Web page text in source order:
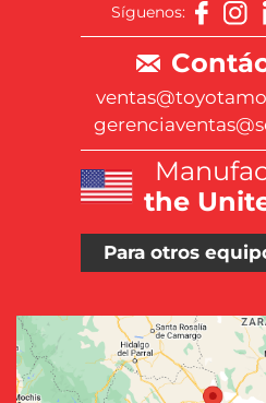
Síguenos:
the
Para otros